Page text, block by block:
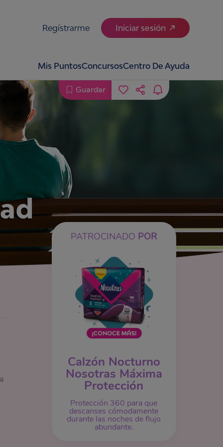
Regístrarme Iniciar sesión
Mis PuntosConcursosCentro De Ayuda
PATROCINADO POR
Calzón Nocturno
Nosotras Máxima
Protección
Protección 360 para que
descanses cómodamente
durante las noches de flujo
abundante.
Guardar